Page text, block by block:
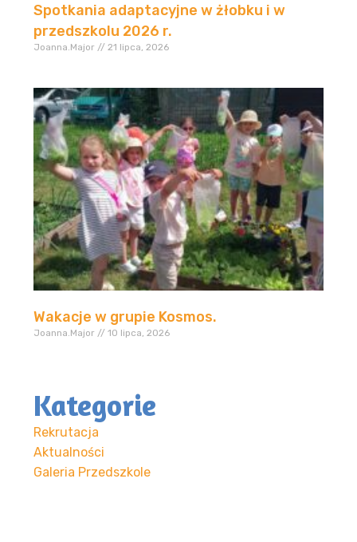
Spotkania adaptacyjne w żłobku i w
przedszkolu 2026 r.
Joanna.Major 21 lipca, 2026
Wakacje w grupie Kosmos.
Joanna.Major 10 lipca, 2026
Kategorie
Rekrutacja
Aktualności
Galeria Przedszkole